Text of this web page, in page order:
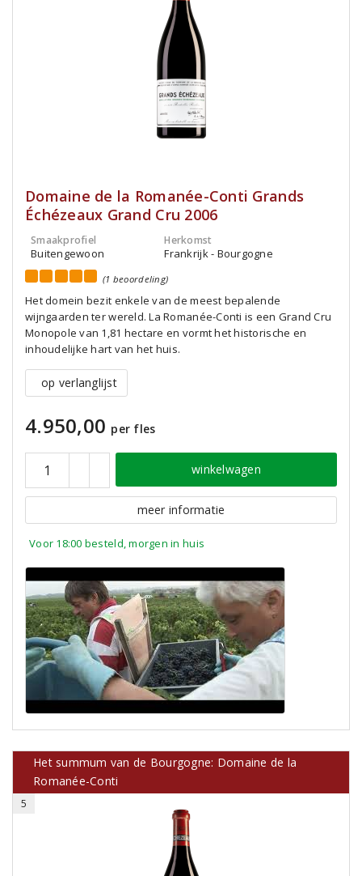
Domaine de la Romanée-Conti Grands
Échézeaux Grand Cru 2006
Smaakprofiel
Buitengewoon
Herkomst
Frankrijk - Bourgogne
(1 beoordeling)
Het domein bezit enkele van de meest bepalende
wijngaarden ter wereld. La Romanée-Conti is een Grand Cru
Monopole van 1,81 hectare en vormt het historische en
inhoudelijke hart van het huis.
op verlanglijst
4.950,00 per fles
winkelwagen
meer informatie
Voor 18:00 besteld, morgen in huis
Het summum van de Bourgogne: Domaine de la
Romanée-Conti
5